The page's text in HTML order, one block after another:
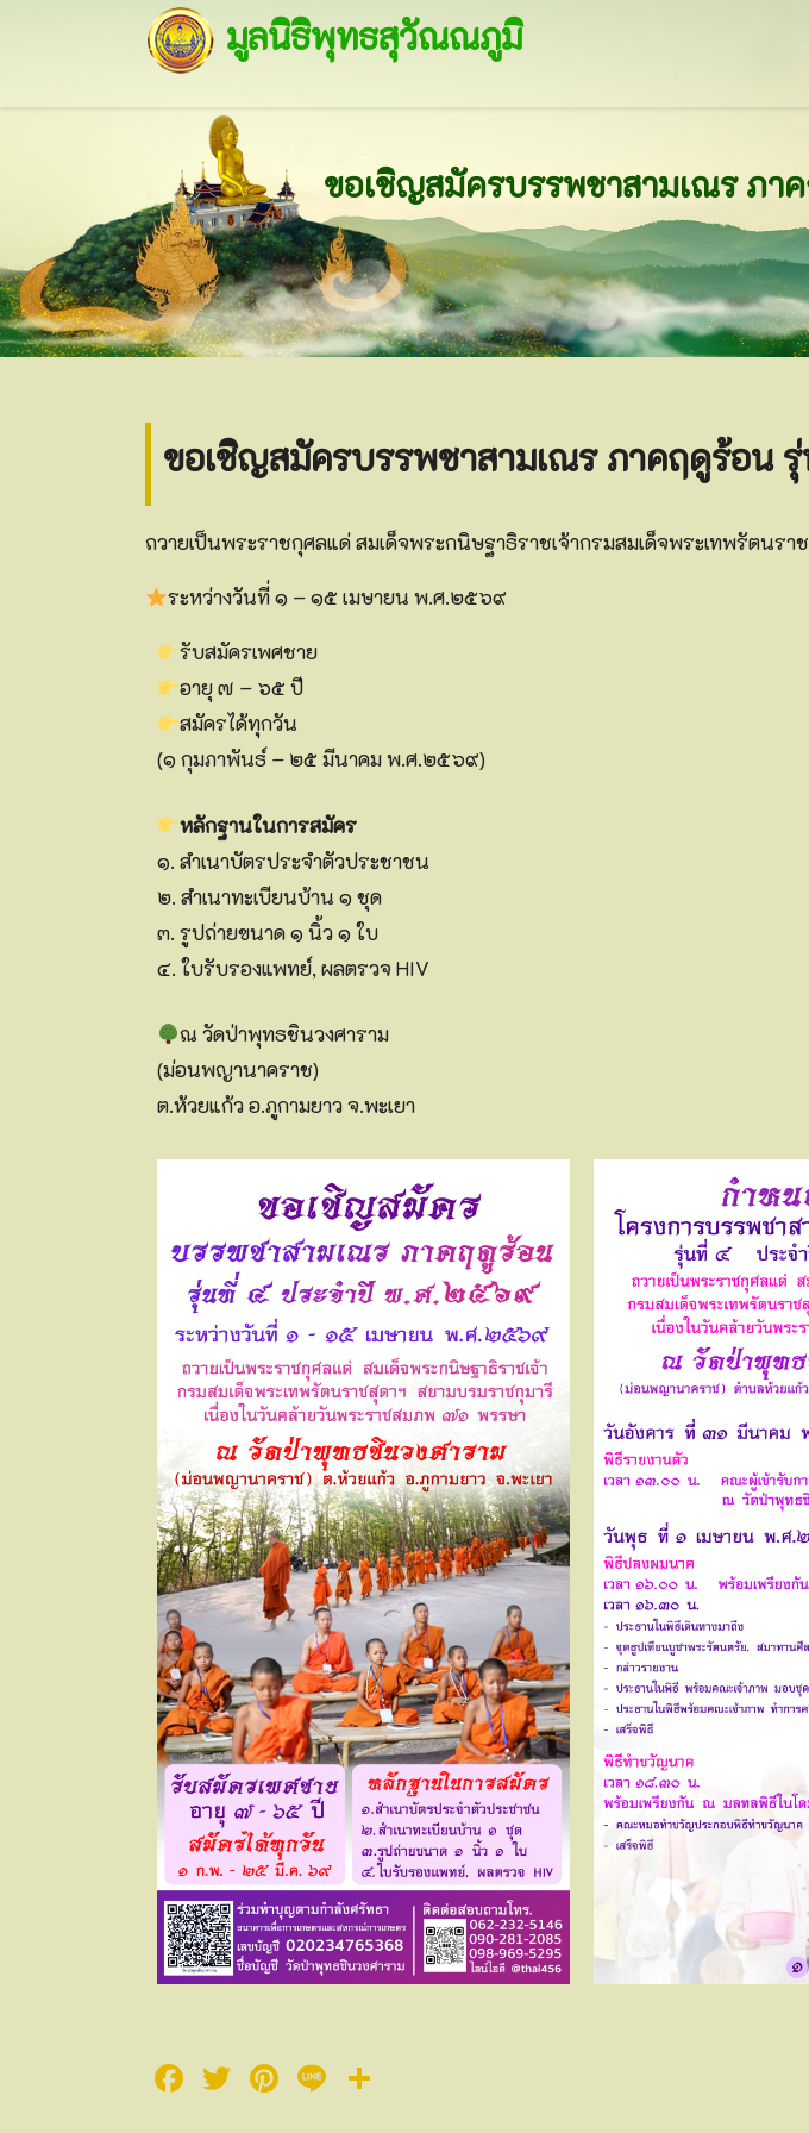
มูลนิธิพุทธสุวัณณภูมิ
ขอเชิญสมัครบรรพชาสามเณร ภาคฤดูร้อน
ถวายเป็นพระราชกุศลแด่ สมเด็จพระกนิษฐาธิราชเจ้ากรมสมเด็จพระเทพรัตน
ระหว่างวันที่ ๑ – ๑๕ เมษายน พ.ศ.๒๕๖๙
รับสมัครเพศชาย
อายุ ๗ – ๖๕ ปี
สมัครได้ทุกวัน
(๑ กุมภาพันธ์ – ๒๕ มีนาคม พ.ศ.๒๕๖๙)
หลักฐานในการสมัคร
๑. สำเนาบัตรประจำตัวประชาชน
๒. สำเนาทะเบียนบ้าน ๑ ชุด
๓. รูปถ่ายขนาด ๑ นิ้ว ๑ ใบ
๔. ใบรับรองแพทย์, ผลตรวจ HIV
ณ วัดป่าพุทธชินวงศาราม
(ม่อนพญานาคราช)
ต.ห้วยแก้ว อ.ภูกามยาว จ.พะเยา
Facebook
Twitter
Pinterest
Line